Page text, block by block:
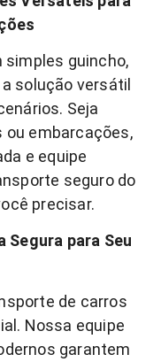
simples guincho,
solução versátil
Seja
embarcações,
e equipe
seguro do
precisar.
Segura para Seu
de carros
Nossa equipe
garantem